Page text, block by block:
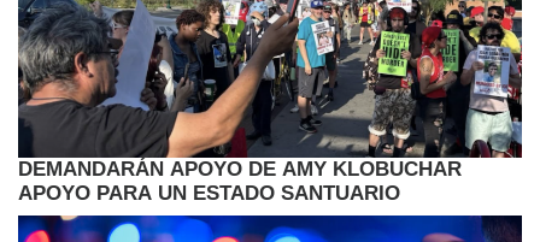
DEMANDARÁN APOYO DE AMY KLOBUCHAR
APOYO PARA UN ESTADO SANTUARIO